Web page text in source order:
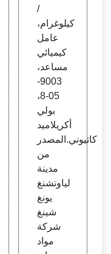
/
كيلوغرام،
عامل
كيميائي
مساعد،
9003-
05-8،
بولي
أكريلاميد
كاتيوني.المصدر
من
مدينة
لياوتشنغ
يونغ
شينغ
شركة
مواد